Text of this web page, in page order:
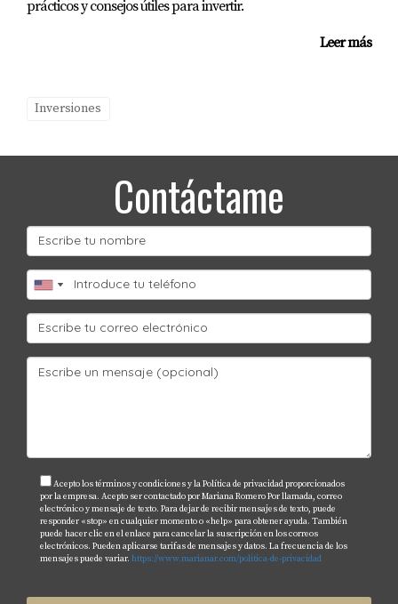
prácticos y consejos útiles para invertir.
Leer más
Inversiones
Contáctame
Acepto los términos y condiciones y la Política de privacidad proporcionados
por la empresa. Acepto ser contactado por Mariana Romero Por llamada, correo
electrónico y mensaje de texto. Para dejar de recibir mensajes de texto, puede
responder «stop» en cualquier momento o «help» para obtener ayuda. También
puede hacer clic en el enlace para cancelar la suscripción en los correos
electrónicos. Pueden aplicarse tarifas de mensajes y datos. La frecuencia de los
mensajes puede variar. https://www.marianar.com/politica-de-privacidad